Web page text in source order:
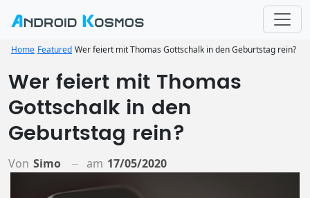
Home Featured Wer feiert mit Thomas Gottschalk in den Geburtstag rein?
Wer feiert mit Thomas
Gottschalk in den
Geburtstag rein?
Von Simo am 17/05/2020